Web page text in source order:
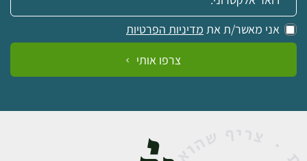
אני מאשר/ת את מדיניות הפרטיות
צרפו אותי